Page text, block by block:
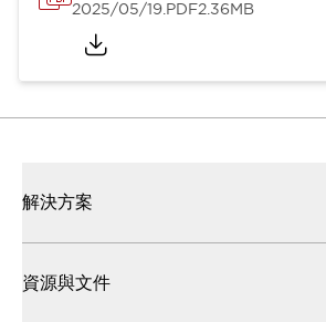
2025/05/19.PDF2.36MB
解決方案
資源與文件